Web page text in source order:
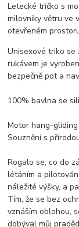
Letecké tričko s
milovníky větru ve
otevřeném
Unisexové triko se
rukávem je
bezpečně pot a
100% bavlna se
Motor hang-gliding
Souznění s
Rogalo se, co do
létáním a
náležité výšky, a
Tím, že se bez
vznáším oblohou,
dobýval můj